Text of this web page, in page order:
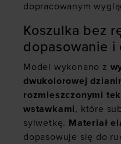
dopracowanym
Koszulka bez
dopasowanie i
Model wykonano z
dwukolorowej
rozmieszczonymi
wstawkami, które
sylwetkę. Materiał
dopasowuje się do